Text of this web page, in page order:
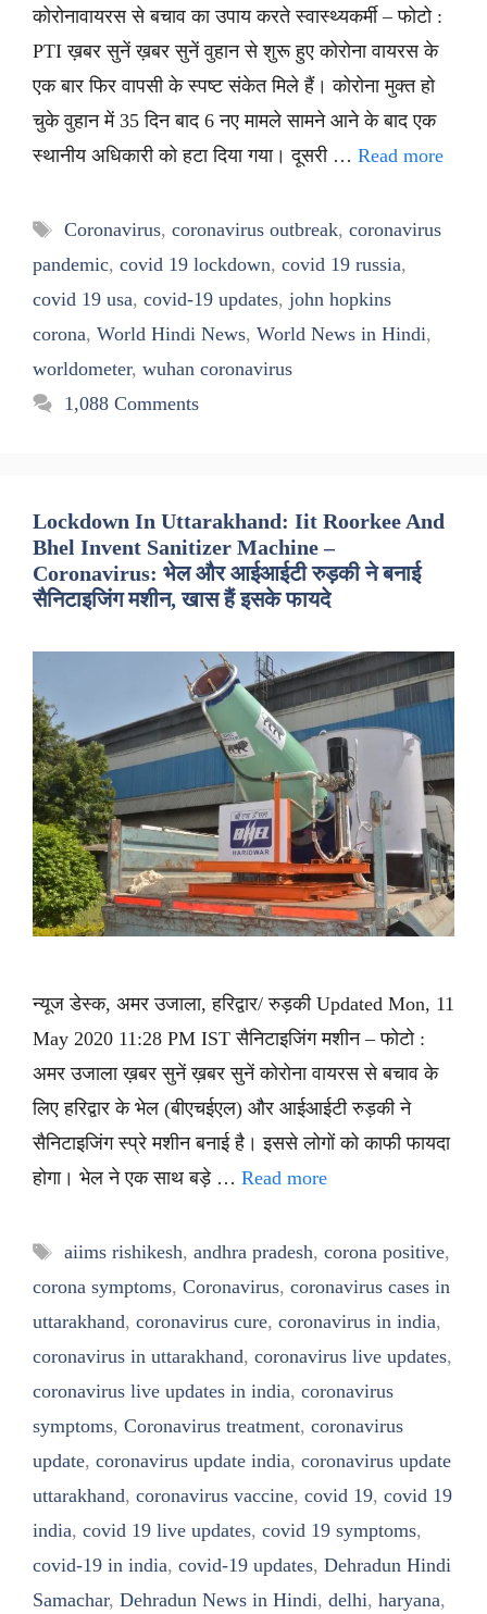
कोरोनावायरस से बचाव का उपाय करते स्वास्थ्यकर्मी – फोटो :
PTI ख़बर सुनें ख़बर सुनें वुहान से शुरू हुए कोरोना वायरस के
एक बार फिर वापसी के स्पष्ट संकेत मिले हैं। कोरोना मुक्त हो
चुके वुहान में 35 दिन बाद 6 नए मामले सामने आने के बाद एक
स्थानीय अधिकारी को हटा दिया गया। दूसरी … Read more
Tags
Coronavirus, coronavirus outbreak, coronavirus
pandemic, covid 19 lockdown, covid 19 russia,
covid 19 usa, covid-19 updates, john hopkins
corona, World Hindi News, World News in Hindi,
worldometer, wuhan coronavirus
1,088 Comments
Lockdown In Uttarakhand: Iit Roorkee And
Bhel Invent Sanitizer Machine –
Coronavirus: भेल और आईआईटी रुड़की ने बनाई
सैनिटाइजिंग मशीन, खास हैं इसके फायदे
न्यूज डेस्क, अमर उजाला, हरिद्वार/ रुड़की Updated Mon, 11
May 2020 11:28 PM IST सैनिटाइजिंग मशीन – फोटो :
अमर उजाला ख़बर सुनें ख़बर सुनें कोरोना वायरस से बचाव के
लिए हरिद्वार के भेल (बीएचईएल) और आईआईटी रुड़की ने
सैनिटाइजिंग स्प्रे मशीन बनाई है। इससे लोगों को काफी फायदा
होगा। भेल ने एक साथ बड़े … Read more
Tags
aiims rishikesh, andhra pradesh, corona positive,
corona symptoms, Coronavirus, coronavirus cases in
uttarakhand, coronavirus cure, coronavirus in india,
coronavirus in uttarakhand, coronavirus live updates,
coronavirus live updates in india, coronavirus
symptoms, Coronavirus treatment, coronavirus
update, coronavirus update india, coronavirus update
uttarakhand, coronavirus vaccine, covid 19, covid 19
india, covid 19 live updates, covid 19 symptoms,
covid-19 in india, covid-19 updates, Dehradun Hindi
Samachar, Dehradun News in Hindi, delhi, haryana,